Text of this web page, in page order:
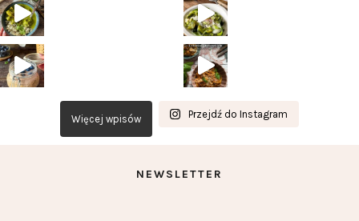
Więcej wpisów Przejdź do Instagram
NEWSLETTER